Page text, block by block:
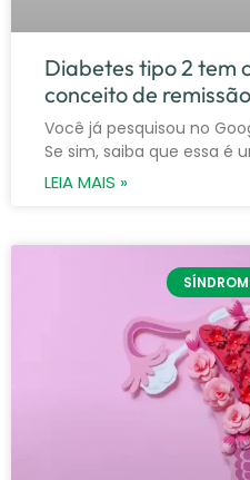
Diabetes tipo 2 tem
conceito de remissão
Você já pesquisou no
Se sim, saiba que essa é
LEIA MAIS »